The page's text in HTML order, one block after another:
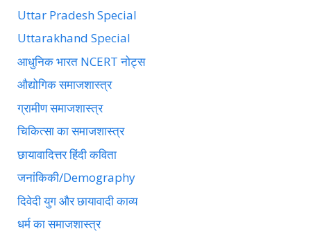
Uttar Pradesh Special
Uttarakhand Special
आधुनिक भारत NCERT नोट्स
औद्योगिक समाजशास्त्र
ग्रामीण समाजशास्त्र
चिकित्सा का समाजशास्त्र
छायावादित्तर हिंदी कविता
जनांकिकी/Demography
दिवेदी युग और छायावादी काव्य
धर्म का समाजशास्त्र